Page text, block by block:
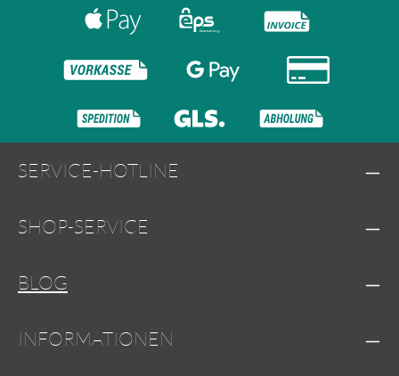
SERVICE-HOTLINE
SHOP-SERVICE
BLOG
INFORMATIONEN